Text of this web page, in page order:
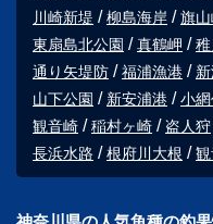
川崎新堤
柳島海岸 旗
東扇島北公園
真鶴岬
通り矢堤防
福浦漁港
山下公園
新安浦港 小
観音崎
稲村ヶ崎 盗人狩
長浜水路
根府川大根